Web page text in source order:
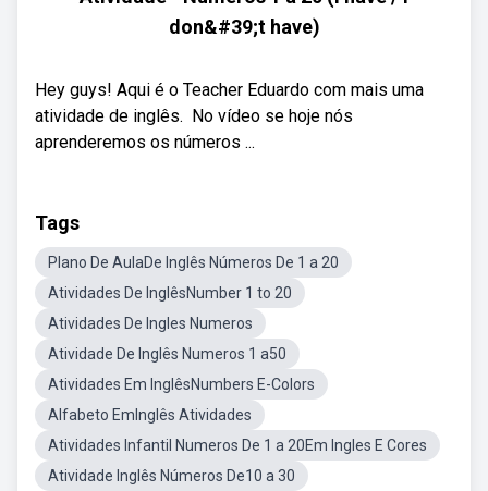
don&#39;t have)
Hey guys! Aqui é o Teacher Eduardo com mais uma
atividade de inglês. ‍ No vídeo se hoje nós
aprenderemos os números ...
Tags
Plano De AulaDe Inglês Números De 1 a 20
Atividades De InglêsNumber 1 to 20
Atividades De Ingles Numeros
Atividade De Inglês Numeros 1 a50
Atividades Em InglêsNumbers E-Colors
Alfabeto EmInglês Atividades
Atividades Infantil Numeros De 1 a 20Em Ingles E Cores
Atividade Inglês Números De10 a 30